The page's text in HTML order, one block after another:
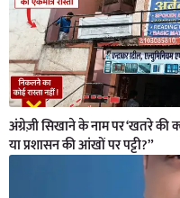
अंग्रेज़ी सिखाने के नाम पर ‘खतरे की
या प्रशासन की आंखों पर पट्टी?”